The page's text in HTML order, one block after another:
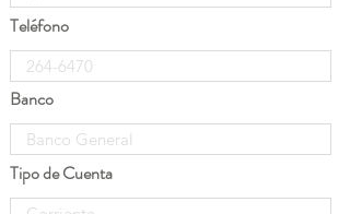
Teléfono
Banco
Tipo de Cuenta